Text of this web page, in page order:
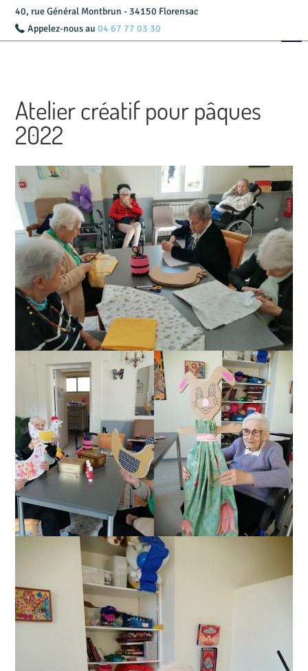
40, rue Général Montbrun - 34150 Florensac
Appelez-nous au 04 67 77 03 30
Accueil
Livret d’accueil
Tarifs
Actualités
Contact
Atelier créatif pour pâques
2022